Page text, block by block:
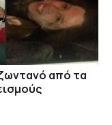
από τα